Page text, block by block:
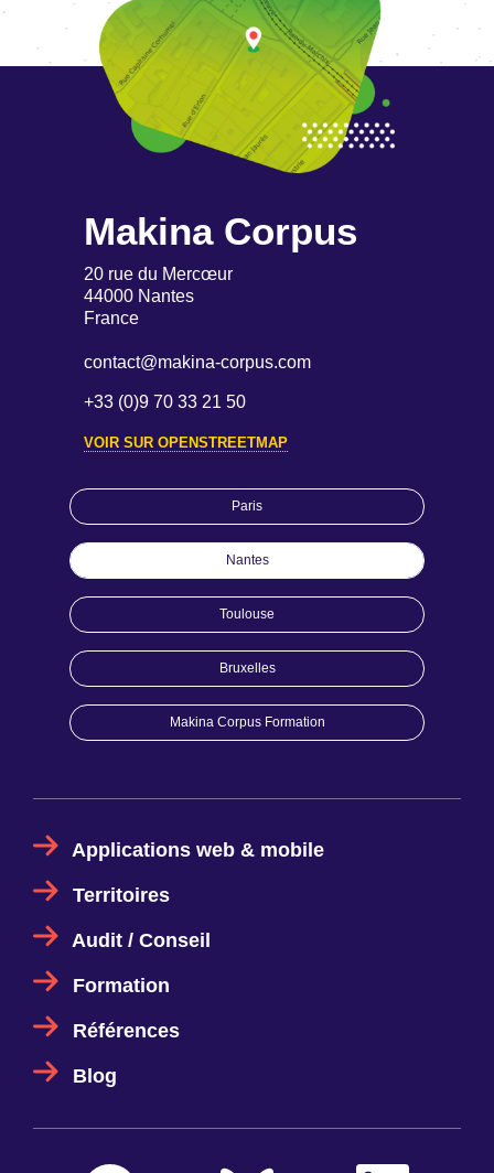
Applications web & mobile
Territoires
Audit / Conseil
Formation
Références
Blog
Paris
Nantes
Toulouse
Bruxelles
Makina Corpus Formation
Makina Corpus
20 rue du Mercœur
44000 Nantes
France
contact@makina-corpus.com
+33 (0)9 70 33 21 50
VOIR SUR OPENSTREETMAP